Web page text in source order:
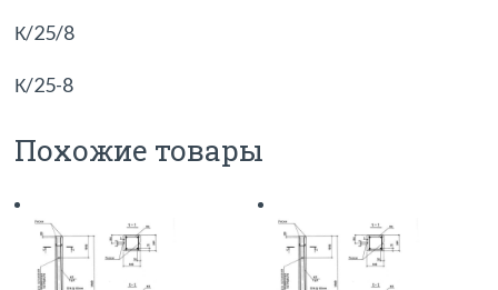
К/25/8
К/25-8
Похожие товары